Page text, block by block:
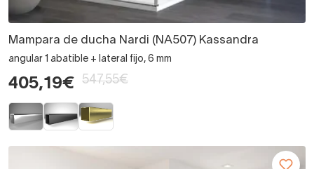
Mampara de ducha Nardi (NA507) Kassandra
angular 1 abatible + lateral fijo, 6 mm
405,19€ 547,55€